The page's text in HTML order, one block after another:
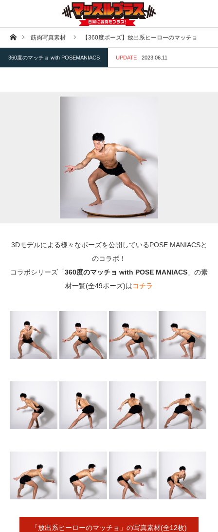
ホーム筋肉写真素材 【360度ポーズ】放出系ヒーローのマッチョ
360度のマッチョ with POSEMANIACS UPDATE 2023.06.11
3Dモデルによる様々なポーズを公開しているPOSE MANIACSと
のコラボ！
コラボシリーズ「360度のマッチョ with POSE MANIACS 」の素
材一覧(全49ポーズ)はコチラ
「放出系ヒーローのマッチョ 」の写真素材(全12枚)